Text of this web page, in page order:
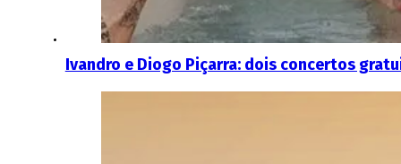
Ivandro e Diogo Piçarra: dois concertos